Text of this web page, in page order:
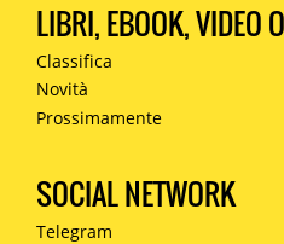
LIBRI, EBOOK, VIDEO
Classifica
Novità
Prossimamente
SOCIAL NETWORK
Telegram